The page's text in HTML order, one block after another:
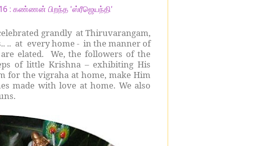
: கண்ணன் பிறந்த 'ஸ்ரீஜெயந்தி'
grandly at Thiruvarangam,
.. at every home - in the manner of
elated. We, the followers of the
of little Krishna – exhibiting His
for the vigraha at home, make Him
made with love at home. We also